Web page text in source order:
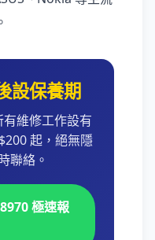
設保養期
維修工作設有
起，絕無隱
聯絡。
極速報